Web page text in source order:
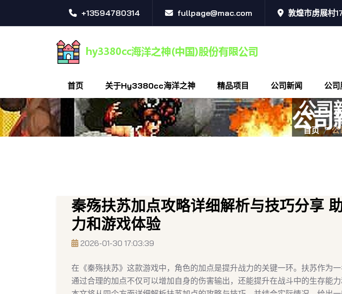
+13594780314 fullpage@mac.com 敦煌市虏展村
首页 关于hy3380cc海洋之神 精品项目 公司新闻 公司
公司
首页 公
秦殇扶苏加点攻略详细解析与技巧分享
力和游戏体验
2026-01-30 17:03:39
在《秦殇扶苏》这款游戏中，角色的加点是提升战力的关键一环。扶苏作为一
通过合理的加点不仅可以增加自身的伤害输出，还能提升在战斗中的生存能力